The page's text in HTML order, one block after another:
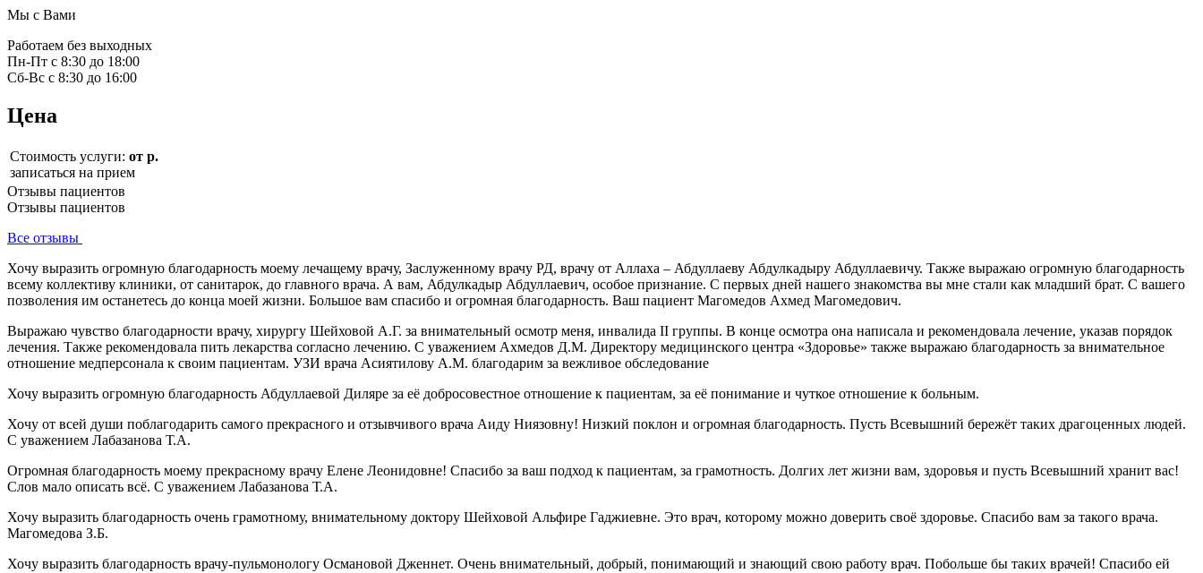
Мы с Вами
Работаем без выходных
Пн-Пт с 8:30 до 18:00
Сб-Вс с 8:30 до 16:00
Цена
Стоимость услуги: от р.
записаться на прием
Отзывы пациентов
Отзывы пациентов
Все отзывы
Хочу выразить огромную благодарность моему лечащему врачу, Заслуженному врачу РД, врачу от Аллаха – Абдуллаеву Абдулкадыру Абдуллаевичу. Также выражаю огромную благодарность
всему коллективу клиники, от санитарок, до главного врача. А вам, Абдулкадыр Абдуллаевич, особое признание. С первых дней нашего знакомства вы мне стали как младший брат. С вашего
позволения им останетесь до конца моей жизни. Большое вам спасибо и огромная благодарность. Ваш пациент Магомедов Ахмед Магомедович.
Выражаю чувство благодарности врачу, хирургу Шейховой А.Г. за внимательный осмотр меня, инвалида II группы. В конце осмотра она написала и рекомендовала лечение, указав порядок
лечения. Также рекомендовала пить лекарства согласно лечению. С уважением Ахмедов Д.М. Директору медицинского центра «Здоровье» также выражаю благодарность за внимательное
отношение медперсонала к своим пациентам. УЗИ врача Асиятилову А.М. благодарим за вежливое обследование
Хочу выразить огромную благодарность Абдуллаевой Диляре за её добросовестное отношение к пациентам, за её понимание и чуткое отношение к больным.
Хочу от всей души поблагодарить самого прекрасного и отзывчивого врача Аиду Ниязовну! Низкий поклон и огромная благодарность. Пусть Всевышний бережёт таких драгоценных людей.
С уважением Лабазанова Т.А.
Огромная благодарность моему прекрасному врачу Елене Леонидовне! Спасибо за ваш подход к пациентам, за грамотность. Долгих лет жизни вам, здоровья и пусть Всевышний хранит вас!
Слов мало описать всё. С уважением Лабазанова Т.А.
Хочу выразить благодарность очень грамотному, внимательному доктору Шейховой Альфире Гаджиевне. Это врач, которому можно доверить своё здоровье. Спасибо вам за такого врача.
Магомедова З.Б.
Хочу выразить благодарность врачу-пульмонологу Османовой Дженнет. Очень внимательный, добрый, понимающий и знающий свою работу врач. Побольше бы таких врачей! Спасибо ей